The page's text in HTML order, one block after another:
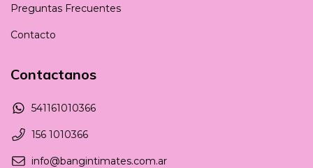
Preguntas Frecuentes
Contacto
Contactanos
541161010366
156 1010366
info@bangintimates.com.ar